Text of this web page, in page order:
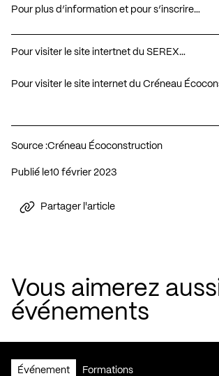
Pour plus d’information et pour s’inscrire…
Pour visiter le site intertnet du SEREX…
Pour visiter le site internet du Créneau
Source :Créneau Écoconstruction
Publié le 10 février 2023
Partager l'article
Vous aimerez
événements
Événement Formations